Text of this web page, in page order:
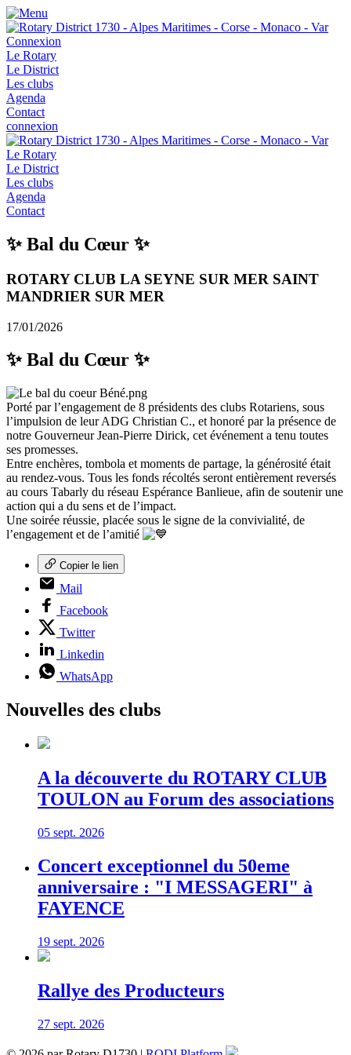
Connexion
Le Rotary
Le District
Les clubs
Agenda
Contact
connexion
Le Rotary
Le District
Les clubs
Agenda
Contact
✨ Bal du Cœur ✨
ROTARY CLUB LA SEYNE SUR MER SAINT
MANDRIER SUR MER
17/01/2026
✨ Bal du Cœur ✨
Porté par l’engagement de 8 présidents des clubs Rotariens, sous
l’impulsion de leur ADG Christian C., et honoré par la présence de
notre Gouverneur Jean-Pierre Dirick, cet événement a tenu toutes
ses promesses.
Entre enchères, tombola et moments de partage, la générosité était
au rendez-vous. Tous les fonds récoltés seront entièrement reversés
au cours Tabarly du réseau Espérance Banlieue, afin de soutenir une
action qui a du sens et de l’impact.
Une soirée réussie, placée sous le signe de la convivialité, de
l’engagement et de l’amitié
Copier le lien
Mail
Facebook
Twitter
Linkedin
WhatsApp
Nouvelles des clubs
A la découverte du ROTARY CLUB
TOULON au Forum des associations
05 sept. 2026
Concert exceptionnel du 50eme
anniversaire : "I MESSAGERI" à
FAYENCE
19 sept. 2026
Rallye des Producteurs
27 sept. 2026